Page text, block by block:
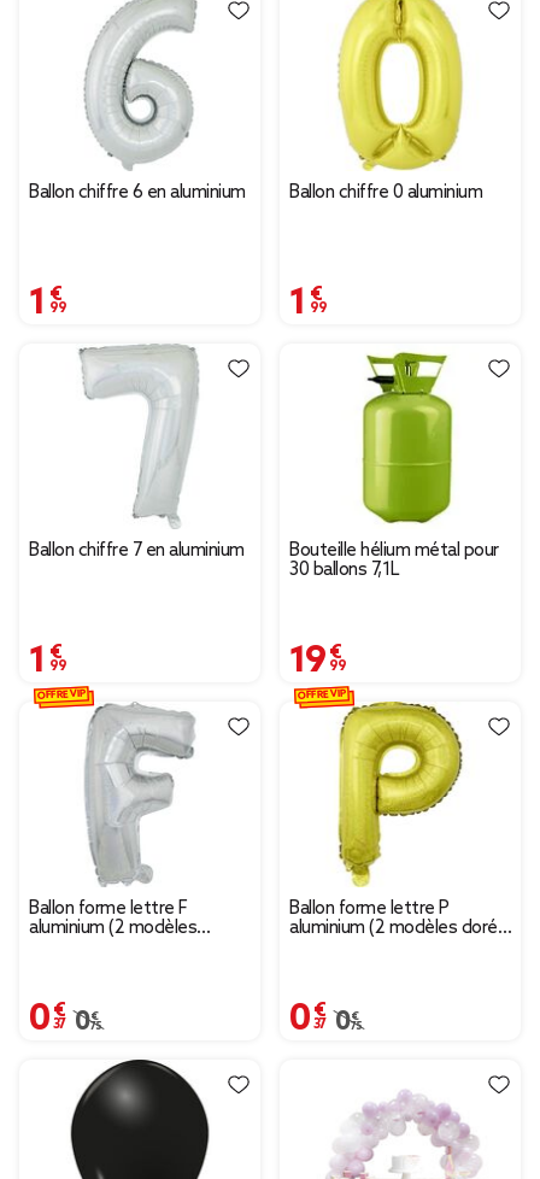
Ballon chiffre 6 en aluminium
1,99 €
Ballon chiffre 0 aluminium
1,99 €
Ballon chiffre 7 en aluminium
1,99 €
Bouteille hélium métal pour
30 ballons 7,1L
19,99 €
Ballon forme lettre F
aluminium (2 modèles
0,37 €
Prix remisé de 0,75 € à 0,37 €
0,75 €
OFFRE VIP
Ballon forme lettre P
aluminium (2 modèles doré
0,37 €
Prix remisé de 0,75 €
0,75 €
OFFRE VIP